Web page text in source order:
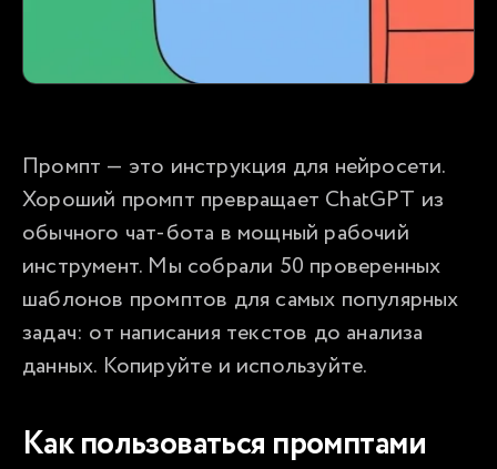
Промпт — это инструкция для нейросети.
Хороший промпт превращает ChatGPT из
обычного чат-бота в мощный рабочий
инструмент. Мы собрали 50 проверенных
шаблонов промптов для самых популярных
задач: от написания текстов до анализа
данных. Копируйте и используйте.
Как пользоваться промптами